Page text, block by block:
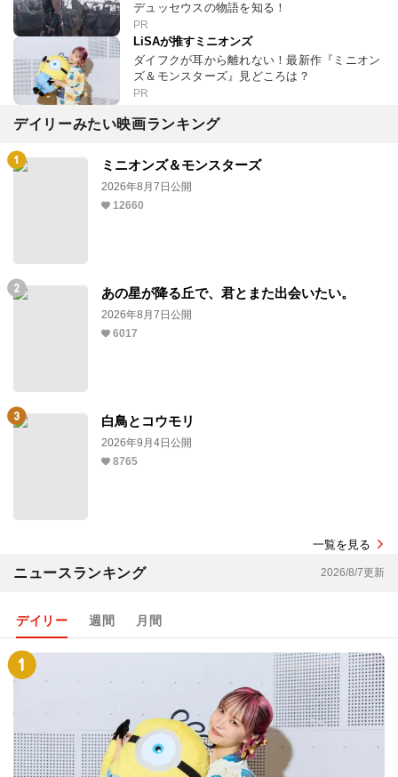
デュッセウスの物語を知る！
PR
LiSAが推すミニオンズ
ダイフクが耳から離れない！最新作『ミニオン
ズ＆モンスターズ』見どころは？
PR
デイリーみたい映画ランキング
ミニオンズ＆モンスターズ
2026年8月7日公開
12660
あの星が降る丘で、君とまた出会いたい。
2026年8月7日公開
6017
白鳥とコウモリ
2026年9月4日公開
8765
一覧を見る
ニュースランキング 2026/8/7更新
デイリー 週間 月間